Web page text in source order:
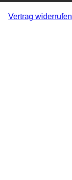
Vertrag widerrufen